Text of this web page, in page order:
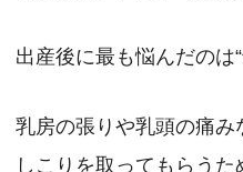
出産後に最も悩んだのは
乳房の張りや乳頭の痛
しこりを取ってもらう